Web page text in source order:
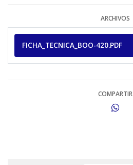
ARCHIVOS
FICHA_TECNICA_BOO-420.PDF
COMPARTIR